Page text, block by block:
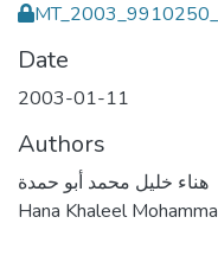
Date
2003-01-11
Authors
هناء خليل محمد أبو حمدة
Hana Khaleel